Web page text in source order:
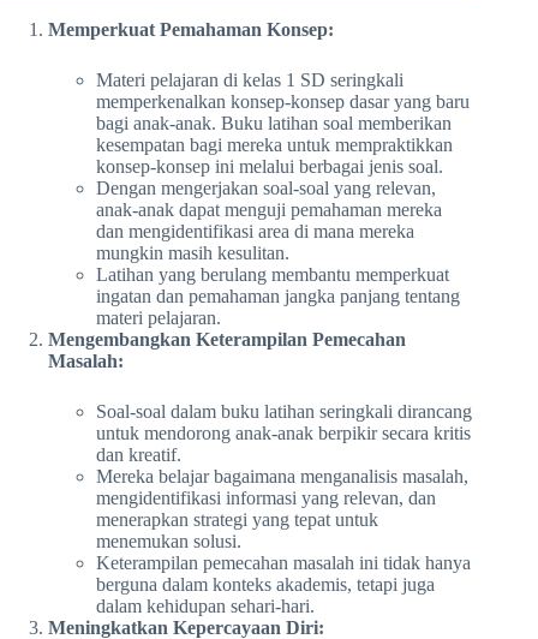
Memperkuat Pemahaman Konsep:
Materi pelajaran di kelas 1 SD seringkali
memperkenalkan konsep-konsep dasar yang baru
bagi anak-anak. Buku latihan soal memberikan
kesempatan bagi mereka untuk mempraktikkan
konsep-konsep ini melalui berbagai jenis soal.
Dengan mengerjakan soal-soal yang relevan,
anak-anak dapat menguji pemahaman mereka
dan mengidentifikasi area di mana mereka
mungkin masih kesulitan.
Latihan yang berulang membantu memperkuat
ingatan dan pemahaman jangka panjang tentang
materi pelajaran.
Mengembangkan Keterampilan Pemecahan
Masalah:
Soal-soal dalam buku latihan seringkali dirancang
untuk mendorong anak-anak berpikir secara kritis
dan kreatif.
Mereka belajar bagaimana menganalisis masalah,
mengidentifikasi informasi yang relevan, dan
menerapkan strategi yang tepat untuk
menemukan solusi.
Keterampilan pemecahan masalah ini tidak hanya
berguna dalam konteks akademis, tetapi juga
dalam kehidupan sehari-hari.
Meningkatkan Kepercayaan Diri: